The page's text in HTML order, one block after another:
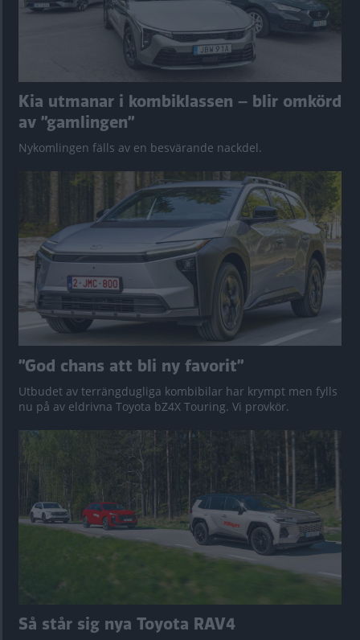
Kia utmanar i kombiklassen – blir omkörd
av ”gamlingen”
Nykomlingen fälls av en besvärande nackdel.
”God chans att bli ny favorit”
Utbudet av terrängdugliga kombibilar har krympt men fylls
nu på av eldrivna Toyota bZ4X Touring. Vi provkör.
Så står sig nya Toyota RAV4